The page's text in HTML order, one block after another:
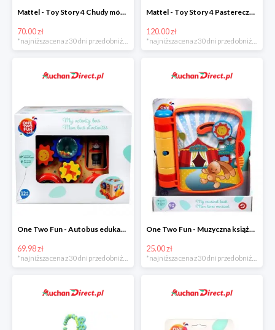
Mattel - Toy Story 4 Chudy mówiąca figurka w super cenie
70.00 zł
Mattel - Toy Story 4 Pastereczka w super cenie
120.00 zł
One Two Fun - Autobus edukacyjny w super cenie
69.98 zł
*najniższa cena z 30 dni przed obniżką
One Two Fun - Muzyczna książeczka w super cenie
25.00 zł
*najniższa cena z 30 dni przed obniżką